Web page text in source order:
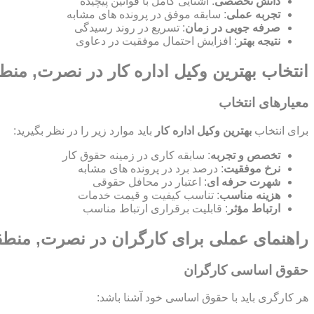
تجربه عملی: سابقه موفق در پرونده های مشابه
صرفه جویی در زمان: تسریع در روند رسیدگی
نتیجه بهتر : افزایش احتمال موفقیت در دعاوی
انتخاب بهترین وکیل اداره کار در نصرت,
معیارهای انتخاب
برای انتخاب بهترین وکیل اداره کار باید موارد زیر را در نظر بگیرید:
تخصص و تجربه: سابقه کاری در زمینه حقوق کار
نرخ موفقیت: درصد برد در پرونده های مشابه
شهرت حرفه ای: اعتبار در محافل حقوقی
هزینه مناسب: تناسب کیفیت و قیمت خدمات
ارتباط مؤثر : قابلیت برقراری ارتباط مناسب
راهنمای عملی برای کارگران در نصرت,
حقوق اساسی کارگران
هر کارگری باید با حقوق اساسی خود آشنا باشد: